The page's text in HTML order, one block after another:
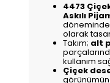
4473
Askılı
döneminde
olarak
Takım; alt
kullanım
Çiçek